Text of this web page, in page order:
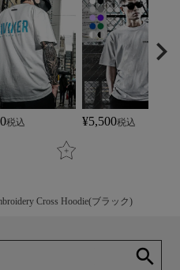
税込 ¥5,500税込
Cross Hoodie(ブラック)
search